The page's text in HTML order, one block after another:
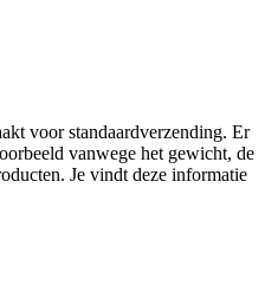
voor standaardverzending. Er
vanwege het gewicht, de
Je vindt deze informatie